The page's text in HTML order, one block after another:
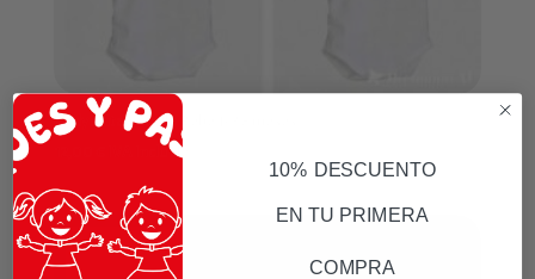
Bodys Titan Cuello Bebé 1- 36 meses
IVA Incluído
¡Oferta!
10% DESCUENTO
EN TU PRIMERA
COMPRA